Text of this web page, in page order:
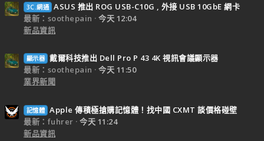
3C.網通 ASUS 推出 ROG USB-C10G , 外接 USB 10GbE 網卡
最新：soothepain
今天 12:04
新品資訊
顯示器 戴爾科技推出 Dell Pro P 43 4K 視訊會議顯示器
最新：soothepain
今天 11:50
業界新聞
記憶體 Apple 傳積極搶購記憶體！找中國 CXMT 談價格碰壁
最新：fuhrer
今天 11:24
新品資訊